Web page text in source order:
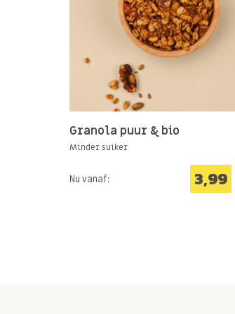
Granola puur & bio
Minder suiker
Nu vanaf: 3,99